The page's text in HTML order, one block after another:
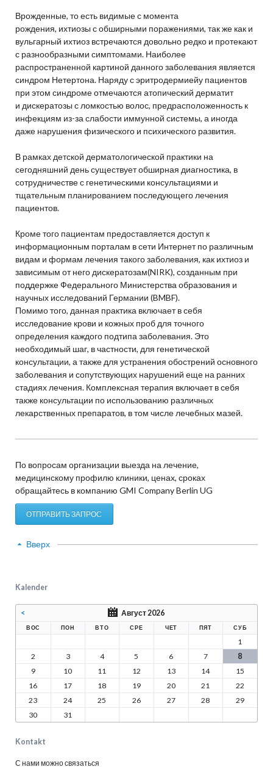
Врожденные, то есть видимые с момента
рождения, ихтиозы с обширными поражениями, так же как и
вульгарный ихтиоз встречаются довольно редко и протекают
с разнообразными симптомами. Наиболее
распространенной картиной данного заболевания является
синдром Нетертона. Наряду с эритродермиейу пациентов
при этом синдроме отмечаются атопический дерматит
и дискератозы с ломкостью волос, предрасположенность к
инфекциям из-за слабости иммунной системы, а иногда
даже нарушения физического и психического развития.
В рамках детской дерматологической практики на
сегодняшний день существует обширная диагностика, в
сотрудничестве с генетическими консультациями и
тщательным планированием последующего лечения
пациентов.
Кроме того пациентам предоставляется доступ к
информационным порталам в сети Интернет по различным
видам и формам лечения такого заболевания, как ихтиоз и
зависимым от него дискератозам(NIRK), созданным при
поддержке Федерального Министерства образования и
научных исследований Германии (BMBF).
Помимо того, данная практика включает в себя
исследование крови и кожных проб для точного
определения каждого подтипа заболевания. Это
необходимый шаг, в частности, для генетической
консультации, а также для устранения обострений основного
заболевания и сопутствующих нарушений еще на ранних
стадиях лечения. Комплексная терапия включает в себя
также консультации по использованию различных
лекарственных препаратов, в том числе лечебных мазей.
По вопросам организации выезда на лечение,
медицинскому профилю клиники, ценах, сроках
обращайтесь в компанию GMI Company Berlin UG
ОТПРАВИТЬ ЗАПРОС
Вверх
Kalender
< Август 2026
ВОС ПОН ВТО СРЕ ЧЕТ ПЯТ СУБ
1
2
3 4 5 6 7
8
9
10 11 12 13 14
15
16
17 18 19 20 21
22
23
24 25 26 27 28
29
30
31
Kontakt
С нами можно связаться